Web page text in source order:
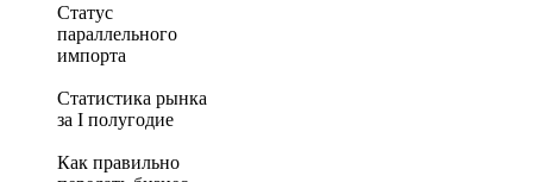
Статус
параллельного
импорта
Статистика рынка
за I полугодие
Как правильно